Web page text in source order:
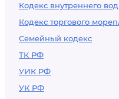
Кодекс внутреннего
Кодекс торгового
Семейный кодекс
ТК РФ
УИК РФ
УК РФ